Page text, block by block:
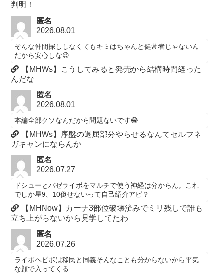
判明！
匿名
2026.08.01
そんな仲間探ししなくてもキミはちゃんと健常者じゃないん
だから安心しな😉
【MHWs】こうしてみると発売から結構時間経った
んだな
匿名
2026.08.01
本編全部クソなんだから問題ないです😂
【MHWs】序盤の退屈部分やらせるなんてセルフネ
ガキャンにならんか
匿名
2026.07.27
ドシューとバゼライボをマルチで使う神経は分からん。これ
でしか星9、10倒せないって自己紹介アピ？
【MHNow】カーナ3部位破壊済みでミリ残しで誰も
立ち上がらないから見学してたわ
匿名
2026.07.26
ライボヘビボは移民と同義そんなことも分からないから平気
な顔で入ってくる